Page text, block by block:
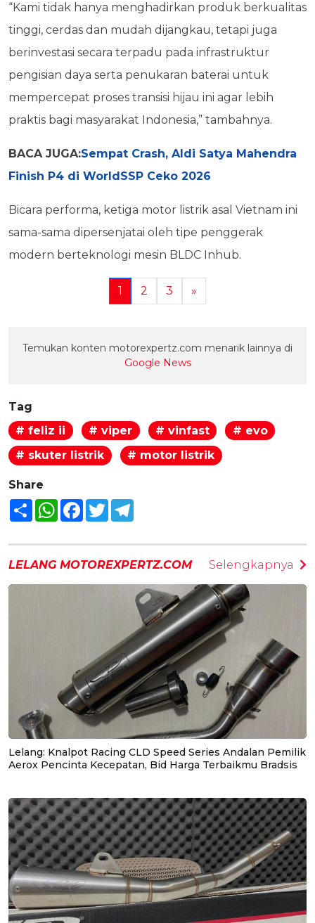
“Kami tidak hanya menghadirkan produk berkualitas
tinggi, cerdas dan mudah dijangkau, tetapi juga
berinvestasi secara terpadu pada infrastruktur
pengisian daya serta penukaran baterai untuk
mempercepat proses transisi hijau ini agar lebih
praktis bagi masyarakat Indonesia,” tambahnya.
BACA JUGA:Sempat Crash, Aldi Satya Mahendra
Finish P4 di WorldSSP Ceko 2026
Bicara performa, ketiga motor listrik asal Vietnam ini
sama-sama dipersenjatai oleh tipe penggerak
modern berteknologi mesin BLDC Inhub.
1 2 3 »
Temukan konten motorexpertz.com menarik lainnya di
Google News
Tag
# feliz ii
# viper # vinfast
# evo
# skuter listrik
# motor listrik
Share
Share WhatsAppFacebook
Twitter
LELANG MOTOREXPERTZ.COM Selengkapnya
Lelang: Knalpot Racing CLD Speed Series Andalan Pemilik
Aerox Pencinta Kecepatan, Bid Harga Terbaikmu Bradsis